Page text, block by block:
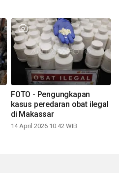
FOTO - Pengungkapan
kasus peredaran obat ilegal
di Makassar
14 April 2026 10:42 WIB